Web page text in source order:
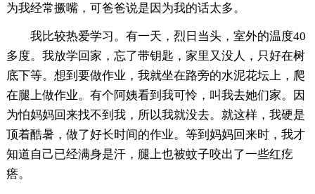
为我经常撅嘴，可爸爸说是因为我的话太多。
我比较热爱学习。有一天，烈日当头，室外的温度40
多度。我放学回家，忘了带钥匙，家里又没人，只好在树
底下等。想到要做作业，我就坐在路旁的水泥花坛上，爬
在腿上做作业。有个阿姨看到我可怜，叫我去她们家。因
为怕妈妈回来找不到我，所以我就没去。就这样，我硬是
顶着酷暑，做了好长时间的作业。等到妈妈回来时，我才
知道自己已经满身是汗，腿上也被蚊子咬出了一些红疙
瘩。